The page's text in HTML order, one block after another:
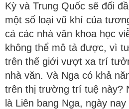
Kỳ và Trung Quốc sẽ đối
một số loại vũ khí của
cả các nhà văn khoa học
không thể mô tả được, vì
trên thế giới vượt xa trí
nhà văn. Và Nga có khả
trên thị trường trí tuệ này?
là Liên bang Nga, ngày